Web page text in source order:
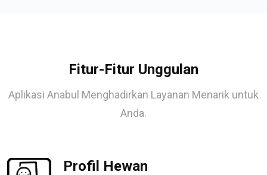
Fitur-Fitur Unggulan
Aplikasi Anabul Menghadirkan Layanan Menarik untuk
Anda.
Profil Hewan